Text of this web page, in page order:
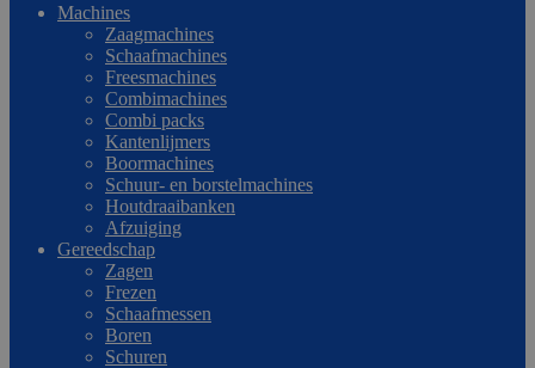
Machines
Zaagmachines
Schaafmachines
Freesmachines
Combimachines
Combi packs
Kantenlijmers
Boormachines
Schuur- en borstelmachines
Houtdraaibanken
Afzuiging
Gereedschap
Zagen
Frezen
Schaafmessen
Boren
Schuren